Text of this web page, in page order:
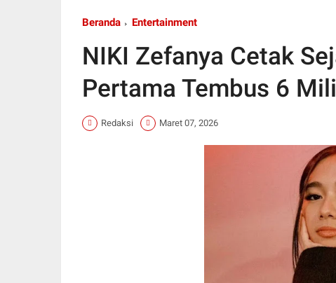
Beranda Entertainment
NIKI Zefanya Cetak
Pertama Tembus 6
Redaksi Maret 07, 2026